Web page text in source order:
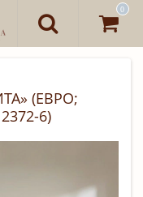
0
(ЕВРО;
6)